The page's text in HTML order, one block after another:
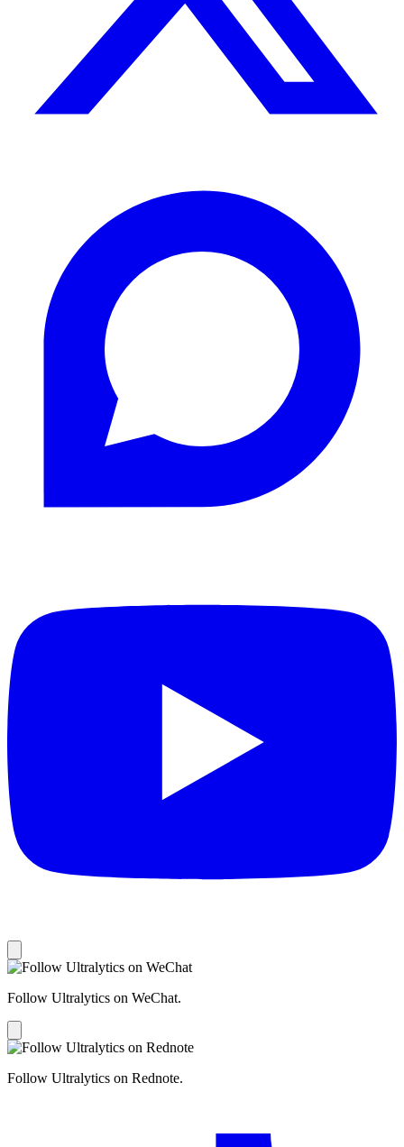
Follow Ultralytics on WeChat.
Follow Ultralytics on Rednote.